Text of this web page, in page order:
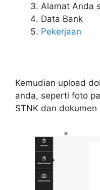
Alamat Anda
Data Bank
Pekerjaan
Kemudian upload
anda, seperti foto
STNK dan dokumen